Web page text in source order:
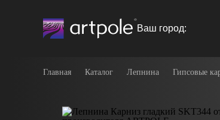
Ваш город:
Главная Каталог Лепнина Гипсовые